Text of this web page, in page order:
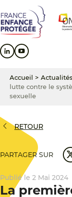
au
contenu
principal
au
menu
principal
au
pied
de
Accueil > Actualités
lutte contre le
sexuelle
RETOUR
PARTAGER SUR
Publié le 2 Mai 2024
La